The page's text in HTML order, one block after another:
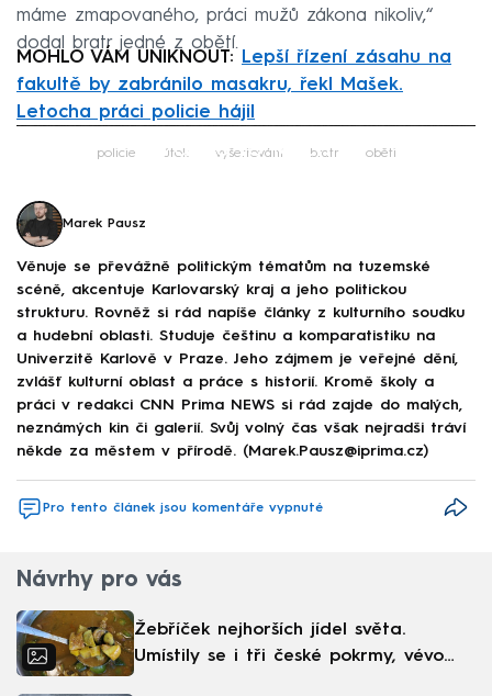
máme zmapovaného, práci mužů zákona nikoliv,“
dodal bratr jedné z obětí.
MOHLO VÁM UNIKNOUT: Lepší řízení zásahu na
fakultě by zabránilo masakru, řekl Mašek.
Letocha práci policie hájil
Failed to fetch
policie útok vyšetřování bratr oběti
Marek Pausz
Věnuje se převážně politickým tématům na tuzemské
scéně, akcentuje Karlovarský kraj a jeho politickou
strukturu. Rovněž si rád napíše články z kulturního soudku
a hudební oblasti. Studuje češtinu a komparatistiku na
Univerzitě Karlově v Praze. Jeho zájmem je veřejné dění,
zvlášť kulturní oblast a práce s historií. Kromě školy a
práci v redakci CNN Prima NEWS si rád zajde do malých,
neznámých kin či galerií. Svůj volný čas však nejradši tráví
někde za městem v přírodě. (Marek.Pausz@iprima.cz)
Pro tento článek jsou komentáře vypnuté
Návrhy pro vás
Žebříček nejhorších jídel světa.
Umístily se i tři české pokrmy, vévodí